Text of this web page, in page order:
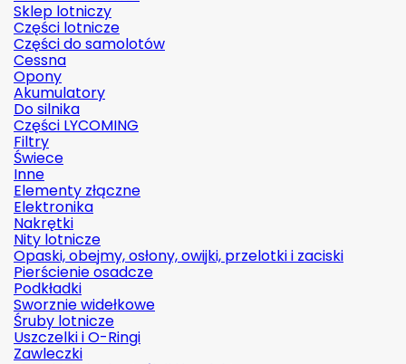
Sklep lotniczy
Części lotnicze
Części do samolotów
Cessna
Opony
Akumulatory
Do silnika
Części LYCOMING
Filtry
Świece
Inne
Elementy złączne
Elektronika
Nakrętki
Nity lotnicze
Opaski, obejmy, osłony, owijki, przelotki i zaciski
Pierścienie osadcze
Podkładki
Sworznie widełkowe
Śruby lotnicze
Uszczelki i O-Ringi
Zawleczki